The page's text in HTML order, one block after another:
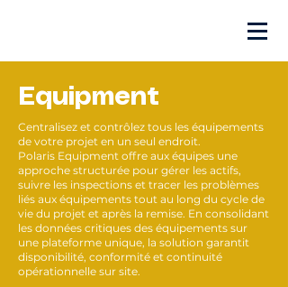
Equipment
Centralisez et contrôlez tous les équipements
de votre projet en un seul endroit.
Polaris Equipment offre aux équipes une
approche structurée pour gérer les actifs,
suivre les inspections et tracer les problèmes
liés aux équipements tout au long du cycle de
vie du projet et après la remise. En consolidant
les données critiques des équipements sur
une plateforme unique, la solution garantit
disponibilité, conformité et continuité
opérationnelle sur site.